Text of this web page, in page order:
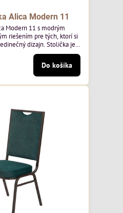
Alica Modern 11
Modern 11 s modrým
riešením pre tých, ktorí si
dizajn. Stolička je
kvalitného modrého
325 g/m², čo zaručuje
pohodlie. Okrem toho je
Easy-Clean, vďaka
Do košíka